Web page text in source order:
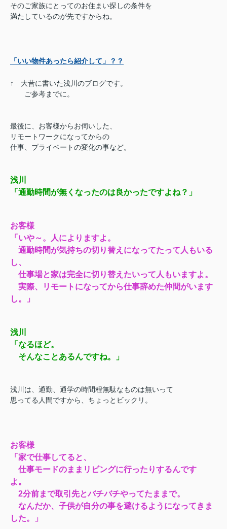
そのご家族にとってのお住まい探しの条件を
満たしているのが先ですからね。
「いい物件あったら紹介して」？？
↑ 大昔に書いた浅川のブログです。
ご参考までに。
最後に、お客様からお伺いした、
リモートワークになってからの
仕事、プライベートの変化の事など。
浅川
「通勤時間が無くなったのは良かったですよね？」
お客様
「いや～。人によりますよ。
通勤時間が気持ちの切り替えになってたって人もいる
し、
仕事場と家は完全に切り替えたいって人もいますよ。
実際、リモートになってから仕事辞めた仲間がいます
し。」
浅川
「なるほど。
そんなことあるんですね。」
浅川は、通勤、通学の時間程無駄なものは無いって
思ってる人間ですから、ちょっとビックリ。
お客様
「家で仕事してると、
仕事モードのままリビングに行ったりするんです
よ。
2分前まで取引先とバチバチやってたままで。
なんだか、子供が自分の事を避けるようになってきま
した。」